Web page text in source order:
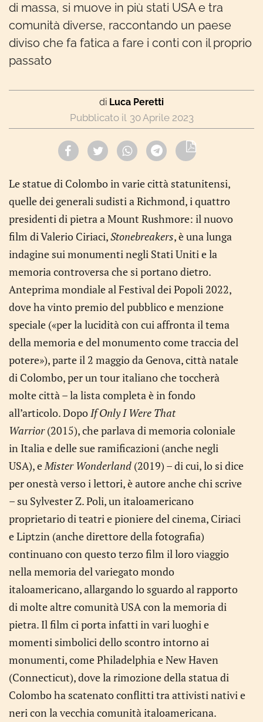
di massa, si muove in più stati USA e tra
comunità diverse, raccontando un paese
diviso che fa fatica a fare i conti con il proprio
passato
di Luca Peretti
30 Aprile 2023
Le statue di Colombo in varie città statunitensi,
quelle dei generali sudisti a Richmond, i quattro
presidenti di pietra a Mount Rushmore: il nuovo
film di Valerio Ciriaci,Stonebreakers, è una lunga
indagine sui monumenti negli Stati Uniti e la
memoria controversa che si portano dietro.
Anteprima mondiale al Festival dei Popoli 2022,
dove ha vinto premio del pubblico e menzione
speciale («per la lucidità con cui affronta il tema
della memoria e del monumento come traccia del
potere»), parte il 2 maggio da Genova, città natale
di Colombo, per un tour italiano che toccherà
molte città – la lista completa è in fondo
all’articolo. DopoIf Only I Were That
Warrior(2015), che parlava di memoria coloniale
in Italia e delle sue ramificazioni (anche negli
USA), eMister Wonderland (2019) – di cui, lo si dice
per onestà verso i lettori, è autore anche chi scrive
– su Sylvester Z. Poli, un italoamericano
proprietario di teatri e pioniere del cinema, Ciriaci
e Liptzin (anche direttore della fotografia)
continuano con questo terzo film il loro viaggio
nella memoria del variegato mondo
italoamericano, allargando lo sguardo al rapporto
di molte altre comunità USA con la memoria di
pietra. Il film ci porta infatti in vari luoghi e
momenti simbolici dello scontro intorno ai
monumenti, come Philadelphia e New Haven
(Connecticut), dove la rimozione della statua di
Colombo ha scatenato conflitti tra attivisti nativi e
neri con la vecchia comunità italoamericana.